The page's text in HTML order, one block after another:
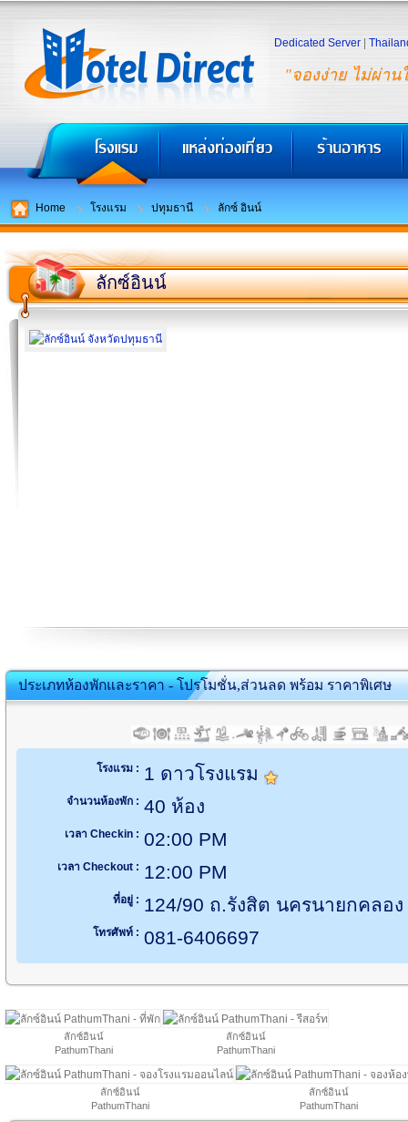
"จองง่าย ไม่ผ่าน
Dedicated Server
Home โรงแรม ปทุมธานี ลักซ์ อินน์
ลักซ์อินน์
ประเภทห้องพักและราคา - โปรโมชั่น,ส่วนลด พร้อม ราคาพิเศษ
โรงแรม : 1 ดาวโรงแรม
จำนวนห้องพัก : 40 ห้อง
เวลา Checkin : 02:00 PM
เวลา Checkout : 12:00 PM
ที่อยู่ : 124/90 ถ.รังสิต นครนายกคลอ
โทรศัพท์ : 081-6406697
ลักซ์อินน์
PathumThani
ลักซ์อินน์
PathumThani
ลักซ์อินน์
PathumThani
ลักซ์อินน์
PathumThani